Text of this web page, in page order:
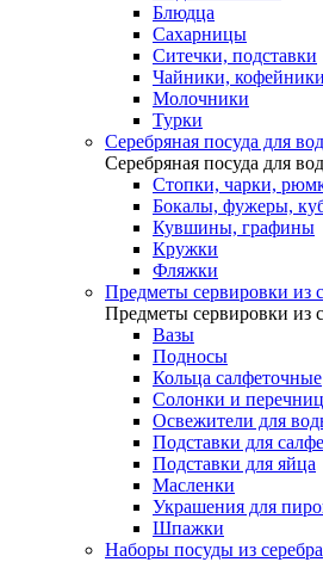
Блюдца
Сахарницы
Ситечки, подставки
Чайники, кофейники
Молочники
Турки
Серебряная посуда для
Серебряная посуда для
Стопки, чарки,
Бокалы, фужеры,
Кувшины, графины
Кружки
Фляжки
Предметы сервировки из
Предметы сервировки из
Вазы
Подносы
Кольца салфеточные
Солонки и
Освежители для
Подставки для
Подставки для яйца
Масленки
Украшения для
Шпажки
Наборы посуды из серебра